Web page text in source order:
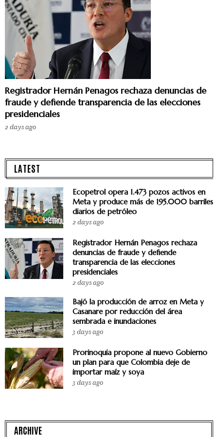
Registrador Hernán Penagos rechaza denuncias de
fraude y defiende transparencia de las elecciones
presidenciales
2 days ago
LATEST
Ecopetrol opera 1.473 pozos activos en
Meta y produce más de 195.000 barriles
diarios de petróleo
2 days ago
Registrador Hernán Penagos rechaza
denuncias de fraude y defiende
transparencia de las elecciones
presidenciales
2 days ago
Bajó la producción de arroz en Meta y
Casanare por reducción del área
sembrada e inundaciones
3 days ago
Prorinoquia propone al nuevo Gobierno
un plan para que Colombia deje de
importar maíz y soya
3 days ago
ARCHIVE